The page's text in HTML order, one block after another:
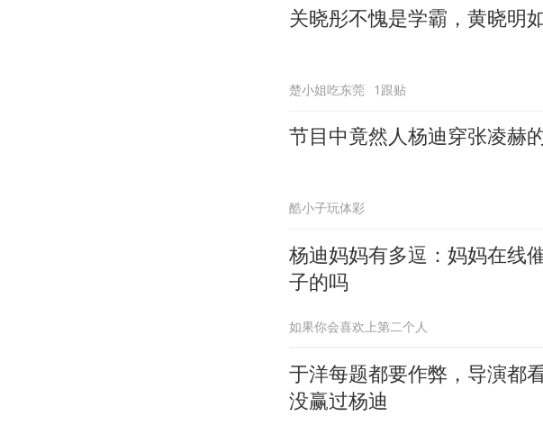
关晓彤不愧是学霸，黄晓明
楚小姐吃东莞 1跟贴
节目中竟然人杨迪穿张凌赫
酷小子玩体彩
杨迪妈妈有多逗：妈妈在线
子的吗
如果你会喜欢上第二个人
于洋每题都要作弊，导演都
没赢过杨迪